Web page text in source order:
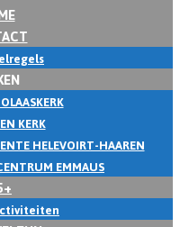
KERK
HELEVOIRT-HAAREN
EMMAUS